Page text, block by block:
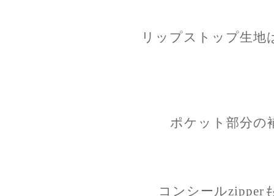
リップストップ生地
ポケット部分の
コンシールzipper